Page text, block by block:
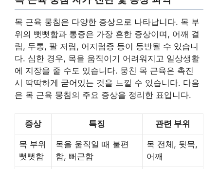
목 근육 뭉침은 다양한 증상으로 나타납니다. 목 부
위의 뻣뻣함과 통증은 가장 흔한 증상이며, 어깨 결
림, 두통, 팔 저림, 어지럼증 등이 동반될 수 있습니
다. 심한 경우, 목을 움직이기 어려워지고 일상생활
에 지장을 줄 수도 있습니다. 뭉친 목 근육은 촉진
시 딱딱하게 굳어있는 것을 느낄 수 있습니다. 다음
은 목 근육 뭉침의 주요 증상을 정리한 표입니다.
증상 특징 관련 부위
목 부위
뻣뻣함
목을 움직일 때 불편
함, 뻐근함
목 전체, 뒷목,
어깨